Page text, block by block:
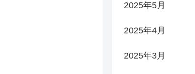
2025年5月
2025年4月
2025年3月